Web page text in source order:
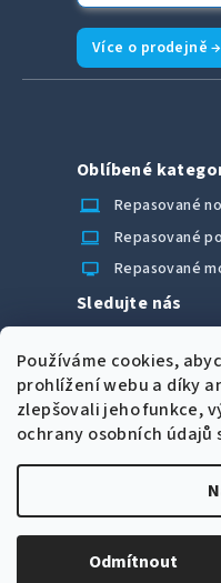
Používáme cookies,
prohlížení webu a díky
zlepšovali jeho funkce,
ochrany osobních
Odmítnout
Více o prodejně →
Oblíbené
laptop_chromebook
Repasované
computer Repasované
monitor Repasované
Sledujte nás
Možnosti úhrady